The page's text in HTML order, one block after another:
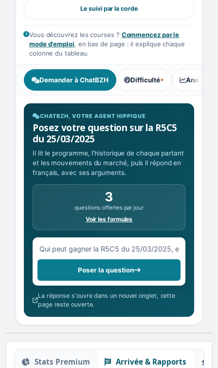
Le suivi par la corde
Vous découvrez les courses ? Commencez par le
mode d'emploi, en bas de page : il explique chaque
colonne du tableau.
Demander à ChatBZH Difficulté
, tendance des parieurs :
Analyse
CHATBZH, VOTRE AGENT HIPPIQUE
Posez votre question sur la R5C5
du 25/03/2025
Il lit le programme, l'historique de chaque partant
et les mouvements du marché, puis il répond en
français, avec ses arguments.
3
questions offertes par jour
Voir les formules
Votre question sur la R5C5 du 25/03/2025
Poser la question
La réponse s'ouvre dans un nouvel onglet, cette
page reste ouverte.
Stats Premium Arrivée & Rapports